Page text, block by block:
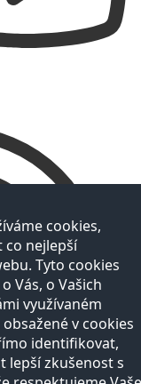
cookies,
co nejlepší
Tyto cookies
Vás, o Vašich
využívaném
v cookies
identifikovat,
lepší zkušenost s